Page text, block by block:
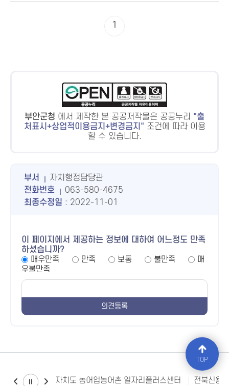
1
부안군청 에서 제작한 본 공공저작물은 공공누리
출
처표시+상업적이용금지+변경금지
조건에 따라 이용
할 수 있습니다.
부서
자치행정담당관
전화번호
063-580-4675
최종수정일 : 2022-11-01
이 페이지에서 제공하는 정보에 대하여 어느정도 만족
하셨습니까?
매우만족
만족 보통 불만족
매
우불만족
전북특별자치도 농어업농어촌 일자리플러스센터 전북신용
TOP